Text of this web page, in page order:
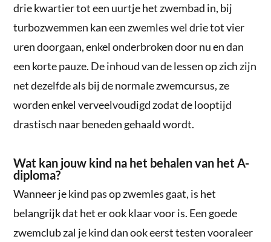
drie kwartier tot een uurtje het zwembad in, bij
turbozwemmen kan een zwemles wel drie tot vier
uren doorgaan, enkel onderbroken door nu en dan
een korte pauze. De inhoud van de lessen op zich zijn
net dezelfde als bij de normale zwemcursus, ze
worden enkel verveelvoudigd zodat de looptijd
drastisch naar beneden gehaald wordt.
Wat kan jouw kind na het behalen van het A-
diploma?
Wanneer je kind pas op zwemles gaat, is het
belangrijk dat het er ook klaar voor is. Een goede
zwemclub zal je kind dan ook eerst testen vooraleer